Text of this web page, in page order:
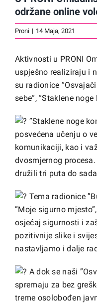
održane online
Proni | 14 Maja, 2021
Aktivnosti u PRONI
uspješno realiziraju i
su radionice
sebe”, ”Staklene
”Staklene noge
posvećena učenju o
komunikaciji, kao i
dvosmjernog
družili tri puta do
Tema radionice
”Moje sigurno
osjećaj sigurnosti i
pozitivnije slike i
nastavljamo i dalje
A dok se naši
spremaju za bez
treme osolobođen